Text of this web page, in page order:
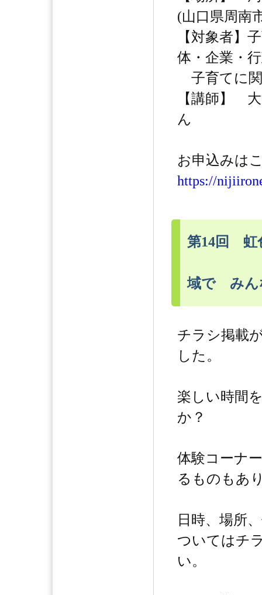
(山口県周南
【対象者】
体・企業・
子育てに
【講師】
ん
お申込みは
https://
第14回 虹
域で みん
チラシ掲載
した。
楽しい時間
か？
体験コーナ
るものもあ
日時、場所
ついてはチ
い。